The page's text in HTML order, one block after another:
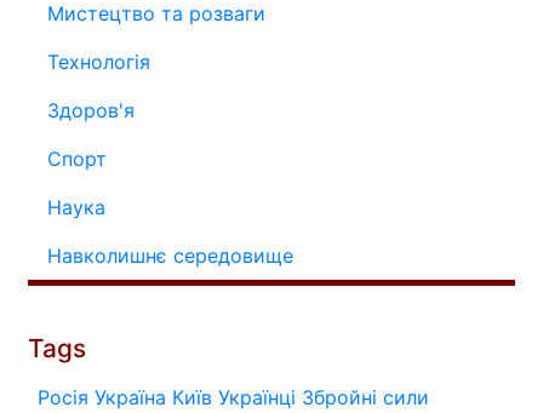
Мистецтво та розваги
Технологія
Здоров'я
Спорт
Наука
Навколишнє середовище
Tags
Росія Україна Київ Українці Збройні сили